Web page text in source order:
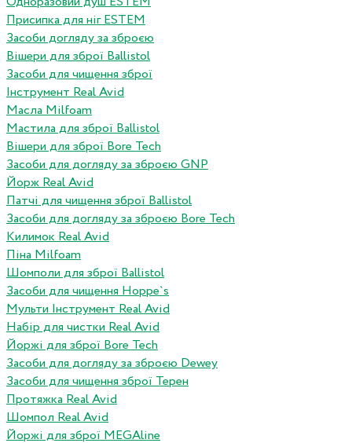
Присипка для ніг ESTEM
Засоби догляду за зброєю
Вішери для зброї Ballistol
Засоби для чищення зброї
Інструмент Real Avid
Масла Milfoam
Мастила для зброї Ballistol
Вішери для зброї Bore Tech
Засоби для догляду за зброєю GNP
Йорж Real Avid
Патчі для чищення зброї Ballistol
Засоби для догляду за зброєю Bore Tech
Килимок Real Avid
Піна Milfoam
Шомполи для зброї Ballistol
Засоби для чищення Hoppe`s
Мульти Інструмент Real Avid
Набір для чистки Real Avid
Йоржі для зброї Bore Tech
Засоби для догляду за зброєю Dewey
Засоби для чищення зброї Терен
Протяжка Real Avid
Шомпол Real Avid
Йоржі для зброї MEGAline